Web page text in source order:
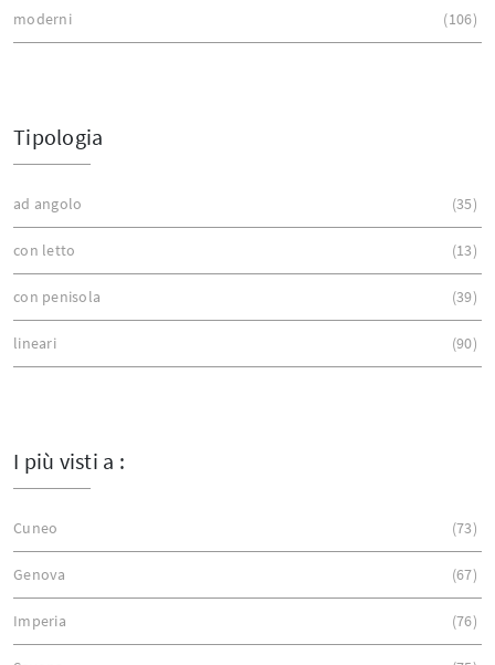
moderni 106
Tipologia
ad angolo 35
con letto 13
con penisola 39
lineari 90
I più visti a :
Cuneo 73
Genova 67
Imperia 76